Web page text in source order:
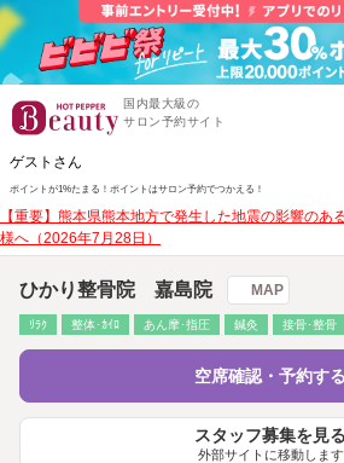
国内最大級の
サロン予約サイト
ゲストさん
ポイントが1%たまる！ ポイントはサロン予約でつかえる！
【重要】熊本県熊本地方で発生した地震の影響のあ
様へ（2026年7月28日）
ひかり整骨院 嘉島院 MAP
ﾘﾗｸ 整体･ｶｲﾛ あん摩･指圧 鍼灸 接骨･整骨
空席確認・予約する
スタッフ募集を見る
外部サイトに移動します